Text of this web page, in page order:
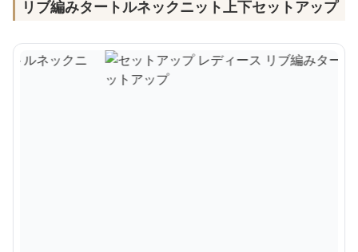
リブ編みタートルネックニット上下セットアップ